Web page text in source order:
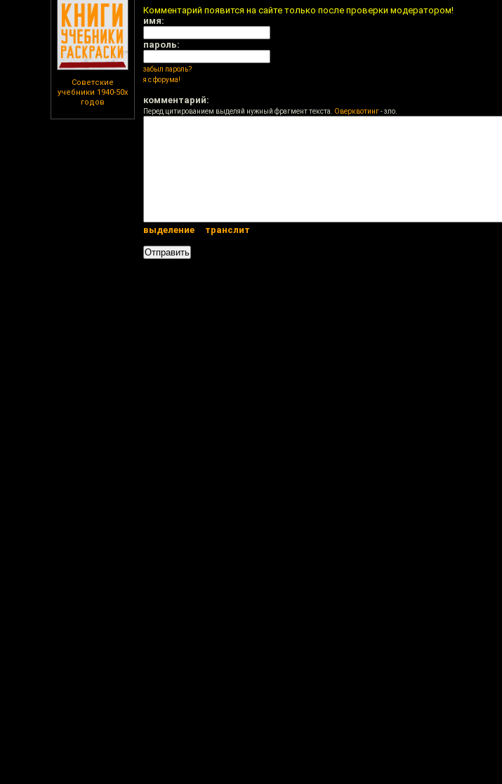
Советские
учебники 1940-50х
годов
Комментарий появится на сайте только после проверки модератором!
имя:
пароль:
забыл пароль?
я с форума!
комментарий:
Перед цитированием выделяй нужный фрагмент текста. Оверквотинг- зло.
выделение транслит